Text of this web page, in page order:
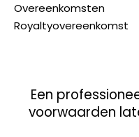
Overeenkomsten
Royaltyovereenkomst
Een
voorwaarden